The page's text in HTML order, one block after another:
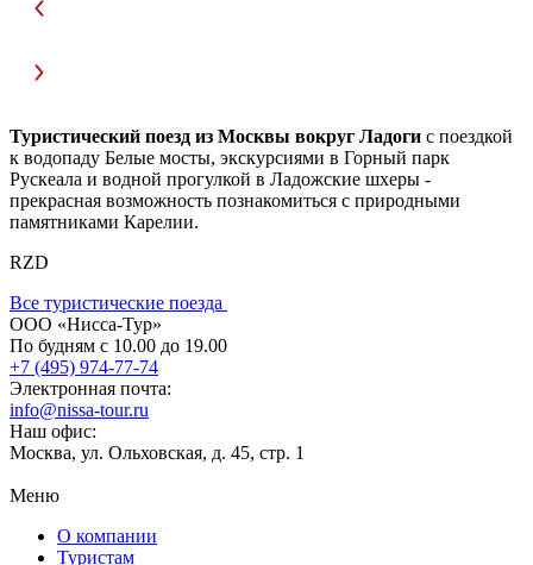
Туристический поезд из Москвы вокруг Ладоги с поездкой
к водопаду Белые мосты, экскурсиями в Горный парк
Рускеала и водной прогулкой в Ладожские шхеры -
прекрасная возможность познакомиться с природными
памятниками Карелии.
RZD
Все туристические поезда
ООО «Нисса-Тур»
По будням с 10.00 до 19.00
+7 (495) 974-77-74
Электронная почта:
info@nissa-tour.ru
Наш офис:
Москва, ул. Ольховская, д. 45, стр. 1
Меню
О компании
Туристам